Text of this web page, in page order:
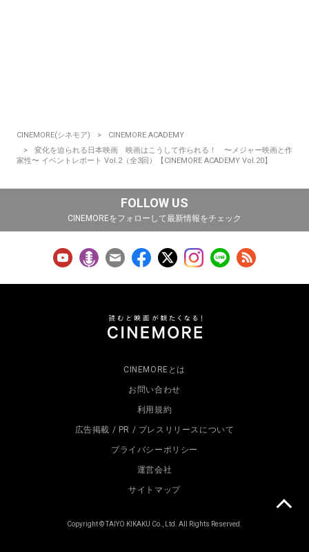
CINEMORE(シネモア)
CINEMORE ACADEMY
変化を迫られる日本映画 映画はこうして作られる！ 〜メジャー映画と作
家性〜 イベントレポート Vol.2（全3回）【CINEMORE ACADEMY Vol.20】
FOLLOW US
CINEMOREをフォローして最新情報をチェック
CINEMOREとは
お問い合わせ
利用規約
広告掲載 / PR / プレスリリースについて
プライバシーポリシー
運営会社
サイトマップ
Copyright © TAIYO KIKAKU Co., Ltd. All Rights Reserved.